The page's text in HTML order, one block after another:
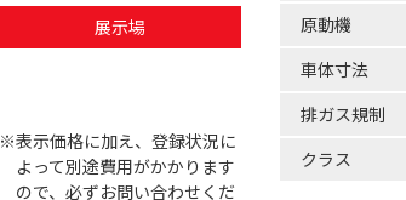
展示場
※表示価格に加え、登録状況に
よって別途費用がかかります
ので、必ずお問い合わせくだ
原動機
車体寸法
排ガス規制
クラス